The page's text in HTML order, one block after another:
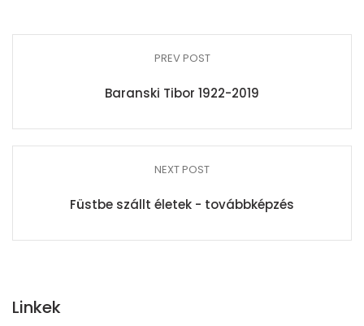
PREV POST
Baranski Tibor 1922-2019
NEXT POST
Füstbe szállt életek - továbbképzés
Linkek